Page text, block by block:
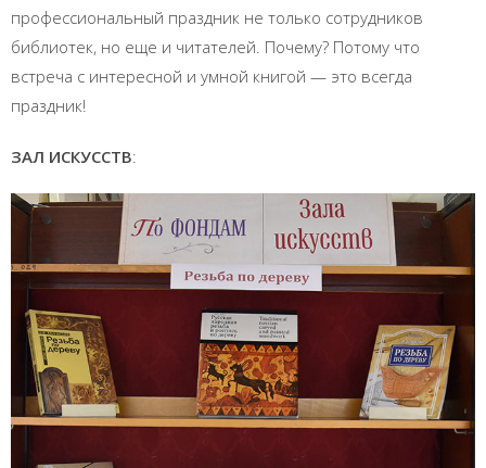
профессиональный праздник не только сотрудников
библиотек, но еще и читателей. Почему? Потому что
встреча с интересной и умной книгой — это всегда
праздник!
ЗАЛ ИСКУССТВ: